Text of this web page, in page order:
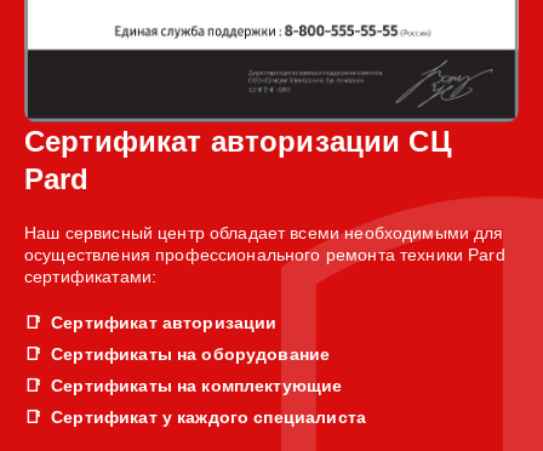
Сертификат авторизации СЦ
Pard
Наш сервисный центр обладает всеми необходимыми для
осуществления профессионального ремонта техники Pard
сертификатами:
Сертификат авторизации
Сертификаты на оборудование
Сертификаты на комплектующие
Сертификат у каждого специалиста